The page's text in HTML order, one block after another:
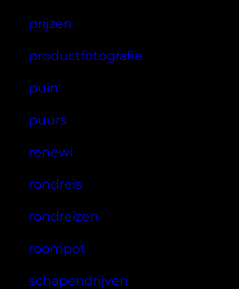
prijzen
productfotografie
puin
puurs
renewi
rondreis
rondreizen
roompot
schapendrijven